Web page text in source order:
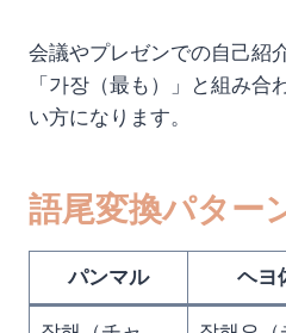
会議やプレゼンでの自己紹
「가장（最も）」と組み
い方になります。
語尾変換パター
パンマル ヘヨ